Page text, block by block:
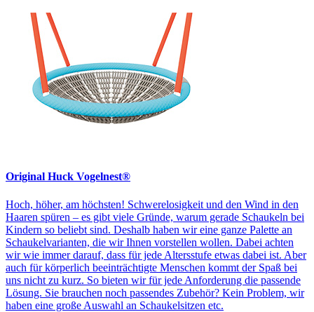
Original Huck Vogelnest®
Hoch, höher, am höchsten! Schwerelosigkeit und den Wind in den
Haaren spüren – es gibt viele Gründe, warum gerade Schaukeln bei
Kindern so beliebt sind. Deshalb haben wir eine ganze Palette an
Schaukelvarianten, die wir Ihnen vorstellen wollen. Dabei achten
wir wie immer darauf, dass für jede Altersstufe etwas dabei ist. Aber
auch für körperlich beeinträchtigte Menschen kommt der Spaß bei
uns nicht zu kurz. So bieten wir für jede Anforderung die passende
Lösung. Sie brauchen noch passendes Zubehör? Kein Problem, wir
haben eine große Auswahl an Schaukelsitzen etc.